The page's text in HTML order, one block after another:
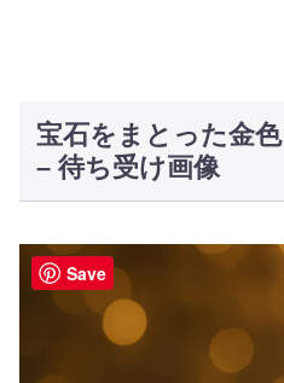
宝石をまとった金
– 待ち受け画像
Save